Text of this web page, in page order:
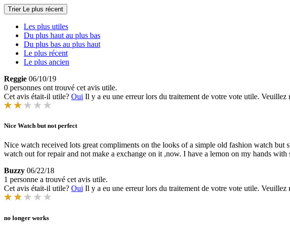
Trier Le plus récent
Les plus utiles
Du plus haut au plus bas
Du plus bas au plus haut
Le plus récent
Le plus ancien
Reggie 06/10/19
0 personnes ont trouvé cet avis utile.
Cet avis était-il utile? Oui Il y a eu une erreur lors du traitement de votre vote utile. Veuillez
Nice Watch but not perfect
Nice watch received lots great compliments on the looks of a simple old fashion watch
watch out for repair and not make a exchange on it ,now. I have a lemon on my hands
Buzzy 06/22/18
1 personne a trouvé cet avis utile.
Cet avis était-il utile? Oui Il y a eu une erreur lors du traitement de votre vote utile. Veuillez
no longer works